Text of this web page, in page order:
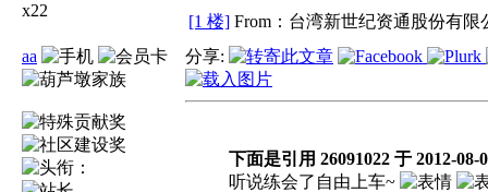
x22
[1 楼] From：台湾新世纪资通股份有限
aa
分享:
下面是引用 26091022 于 2012-08-
听说练会了自由上车~